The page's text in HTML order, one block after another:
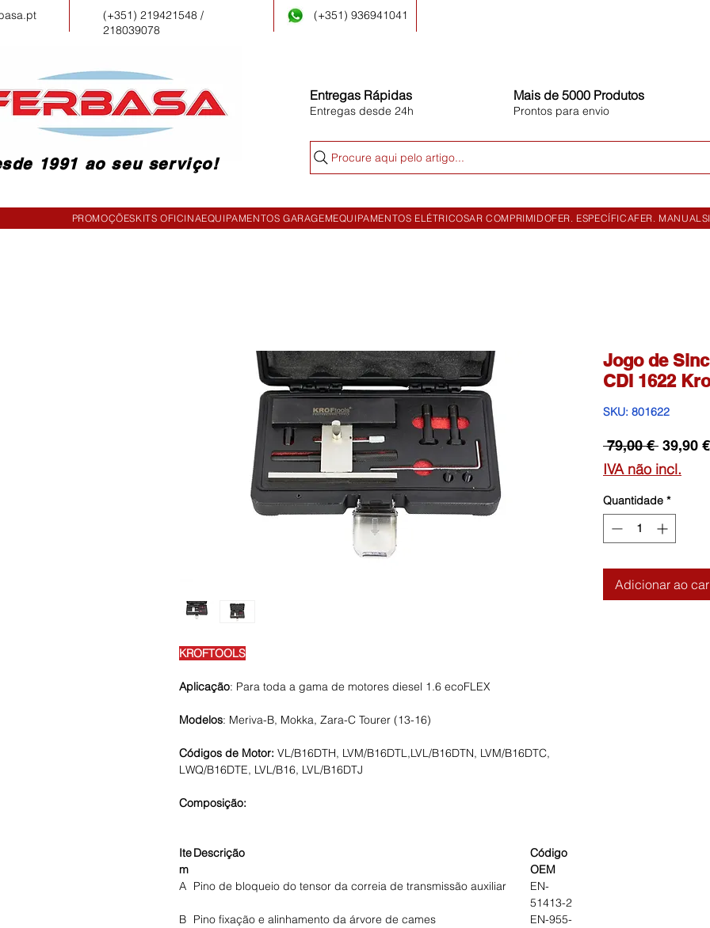
(+351) 219421548 /
218039078
(+351) 936941041
1991 ao seu serviço!
Entregas Rápidas
Entregas desde 24h
Mais de 5000 Produtos
Prontos para envio
Procure aqui pelo artigo...
PROMOÇÕESKITS OFICINAEQUIPAMENTOS GARAGEMEQUIPAMENTOS ELÉTRICOSAR COMPRIMIDOFER. ESPECÍFICAFER. MANUAL
KROFTOOLS
Aplicação: Para toda a gama de motores diesel 1.6 ecoFLEX
Modelos: Meriva-B, Mokka, Zara-C Tourer (13-16)
Códigos de Motor: VL/B16DTH, LVM/B16DTL,LVL/B16DTN, LVM/B16DTC,
LWQ/B16DTE, LVL/B16, LVL/B16DTJ
Composição:
Ite
m
Descrição
Código
OEM
A Pino de bloqueio do tensor da correia de transmissão auxiliar
EN-
51413-2
B Pino fixação e alinhamento da árvore de cames
EN-955-
Jogo de
CDI 1622
SKU: 801622
79,00 € Preço
normal
39,90 €
IVA não incl.
Quantidade *
Adicionar ao